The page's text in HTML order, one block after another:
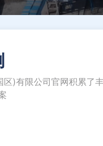
区)有限公司官网积累了